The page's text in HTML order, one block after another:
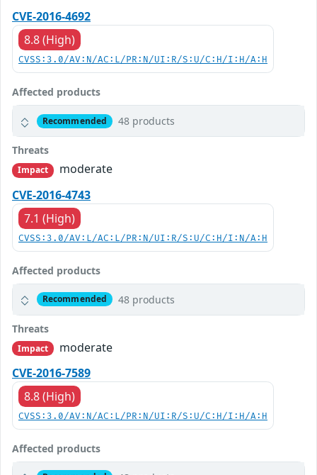
CVE-2016-4692
8.8 (High)
CVSS:3.0/AV:N/AC:L/PR:N/UI:R/S:U/C:H/I:H/A:H
Affected products
Recommended 48 products
Threats
Impact
moderate
CVE-2016-4743
7.1 (High)
CVSS:3.0/AV:L/AC:L/PR:N/UI:R/S:U/C:H/I:N/A:H
Affected products
Recommended 48 products
Threats
Impact
moderate
CVE-2016-7589
8.8 (High)
CVSS:3.0/AV:N/AC:L/PR:N/UI:R/S:U/C:H/I:H/A:H
Affected products